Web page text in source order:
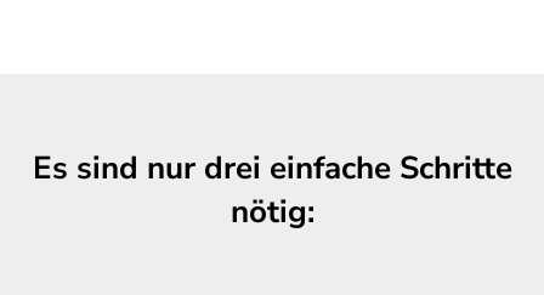
Es sind nur drei einfache Schritte
nötig: